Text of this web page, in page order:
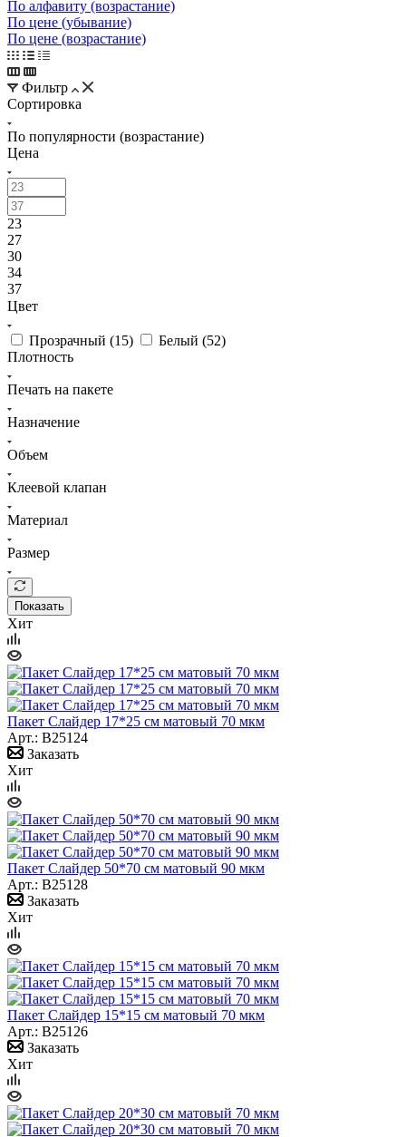
По алфавиту (возрастание)
По цене (убывание)
По цене (возрастание)
Фильтр
Сортировка
По популярности (возрастание)
Цена
23
27
30
34
37
Цвет
Прозрачный (15) Белый (52)
Плотность
Печать на пакете
Назначение
Объем
Клеевой клапан
Материал
Размер
Показать
Хит
Пакет Слайдер 17*25 см матовый 70 мкм
Арт.: B25124
Заказать
Хит
Пакет Слайдер 50*70 см матовый 90 мкм
Арт.: B25128
Заказать
Хит
Пакет Слайдер 15*15 см матовый 70 мкм
Арт.: B25126
Заказать
Хит